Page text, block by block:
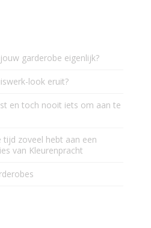
garderobe eigenlijk?
look eruit?
en toch nooit iets om aan te
zoveel hebt aan een
van Kleurenpracht